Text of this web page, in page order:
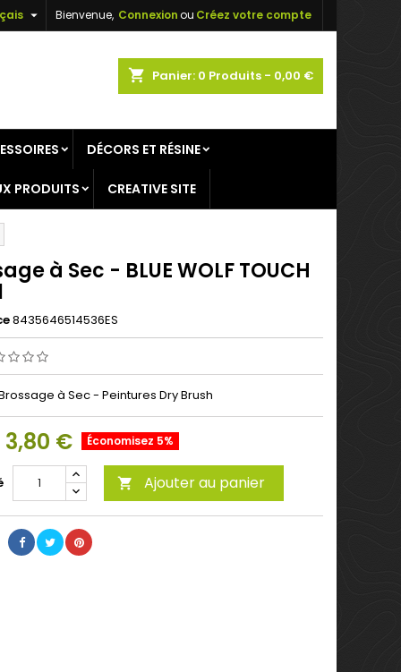
Bienvenue, Connexionou Créez votre compte

shopping_cart Panier: 0 Produits - 0,00 €
DÉCORS ET RÉSINE
PRODUITS CREATIVE SITE
à Sec - BLUE WOLF TOUCH
8435646514536ES
à Sec - Peintures Dry Brush
3,80 € Économisez 5%
 Ajouter au panier